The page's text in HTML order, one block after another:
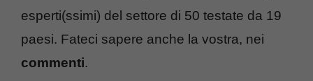
esperti(ssimi) del settore di 50 testate da 19
paesi. Fateci sapere anche la vostra, nei
commenti.